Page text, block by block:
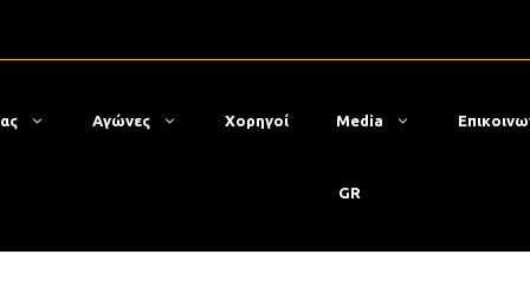
Αγώνες Χορηγοί Media
GR